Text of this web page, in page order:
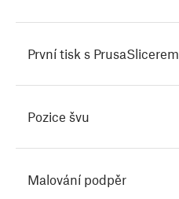
První tisk s PrusaSlicerem
Pozice švu
Malování podpěr